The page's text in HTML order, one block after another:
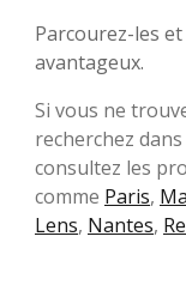
Parcourez-les
avantageux.
Si vous ne
recherchez
consultez les
comme Paris,
Lens, Nantes,